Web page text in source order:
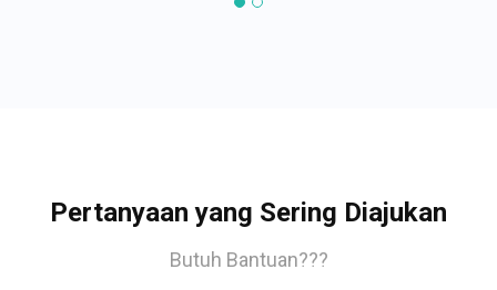
Pertanyaan yang Sering Diajukan
Butuh Bantuan???